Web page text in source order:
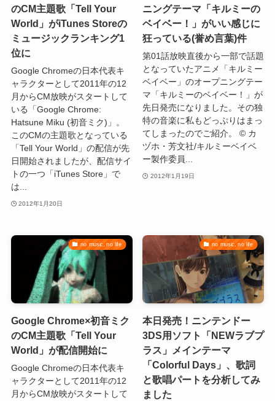
のCM主題歌「Tell Your
World」がiTunes Storeの
ミュージックランキング1
位に
Google Chromeの日本代表キ
ャラクターとして2011年の12
月からCM放映がスタートして
いる「Google Chrome:
Hatsune Miku (初音ミク)」。
このCMの主題歌となっている
「Tell Your World」の配信が先
日開始されましたが、配信サイ
トの一つ「iTunes Store」で
は...
2012年1月20日
ニングテーマ「キルミーの
ベイベー！」がいい感じに
狂っている(誉め言葉)件
第01話放映直後から一部で話題
となっていたアニメ「キルミー
ベイベー」のオープニングテー
マ「キルミーのベイベー！」が
先日発売になりました。その独
特の音楽に私もどっぷりはまっ
てしまったのでご紹介。 © カ
ヅホ・芳文社/キルミーベイベ
ー製作委員...
2012年1月19日
no music, no life
Google Chrome×初音ミク
のCM主題歌「Tell Your
World」が配信開始に
Google Chromeの日本代表キ
ャラクターとして2011年の12
月からCM放映がスタートして
no music, no life
本日発売！ニンテンドー
3DS用ソフト「NEWラブプ
ラス」メインテーマ
「Colorful Days」、歌詞
と歌唱パートを分析してみ
ました